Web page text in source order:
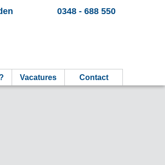
0348 - 688 550
Vacatures Contact